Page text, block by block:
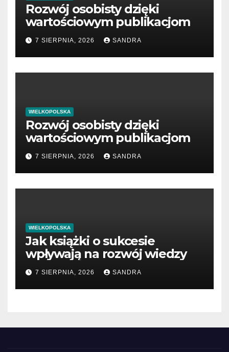
Rozwój osobisty dzięki
wartościowym publikacjom
7 SIERPNIA, 2026 SANDRA
WIELKOPOLSKA
Rozwój osobisty dzięki
wartościowym publikacjom
7 SIERPNIA, 2026 SANDRA
WIELKOPOLSKA
Jak książki o sukcesie
wpływają na rozwój wiedzy
7 SIERPNIA, 2026 SANDRA